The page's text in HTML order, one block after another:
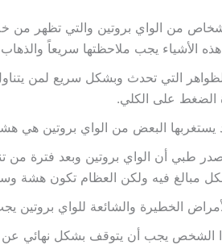
من الواي بروتين والتي تظهر من
الأشياء يجب ملاحظتها سريعاً
التي تحدث وبشكل سريع لمن
الضغط على الكلي.
يستغربها البعض من الواي بروتين هي
طبي أن الواي بروتين وبعد فترة من
مبالغ فيه ولكن العظام تكون هشة
الخطيرة والشائعة للواي بروتين
الشخص يجب أن يتوقف بشكل نهائي عن